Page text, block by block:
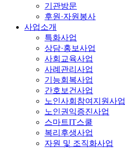
기관방문
후원·자원봉사
사업소개
특화사업
상담·홍보사업
사회교육사업
사례관리사업
기능회복사업
간호보건사업
노인사회참여지원사업
노인권익증진사업
스마트IT스쿨
복리후생사업
자원 및 조직화사업